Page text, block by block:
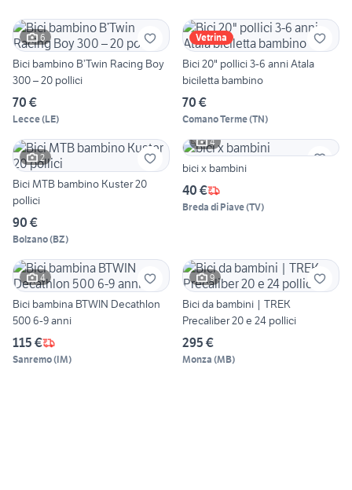
6
Bici bambino B’Twin Racing Boy
300 – 20 pollici
70 €
Lecce(LE)
Vetrina
Bici 20" pollici 3-6 anni Atala
biciletta bambino
70 €
Comano Terme(TN)
2
Bici MTB bambino Kuster 20
pollici
90 €
Bolzano(BZ)
4
bici x bambini
40 €
Breda di Piave(TV)
4
Bici bambina BTWIN Decathlon
500 6-9 anni
115 €
Sanremo(IM)
9
Bici da bambini | TREK
Precaliber 20 e 24 pollici
295 €
Monza (MB)